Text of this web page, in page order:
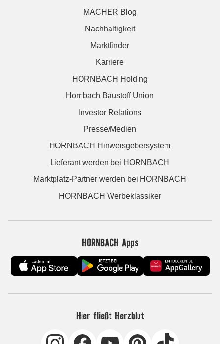
MACHER Blog
Nachhaltigkeit
Marktfinder
Karriere
HORNBACH Holding
Hornbach Baustoff Union
Investor Relations
Presse/Medien
HORNBACH Hinweisgebersystem
Lieferant werden bei HORNBACH
Marktplatz-Partner werden bei HORNBACH
HORNBACH Werbeklassiker
HORNBACH Apps
Hier fließt Herzblut